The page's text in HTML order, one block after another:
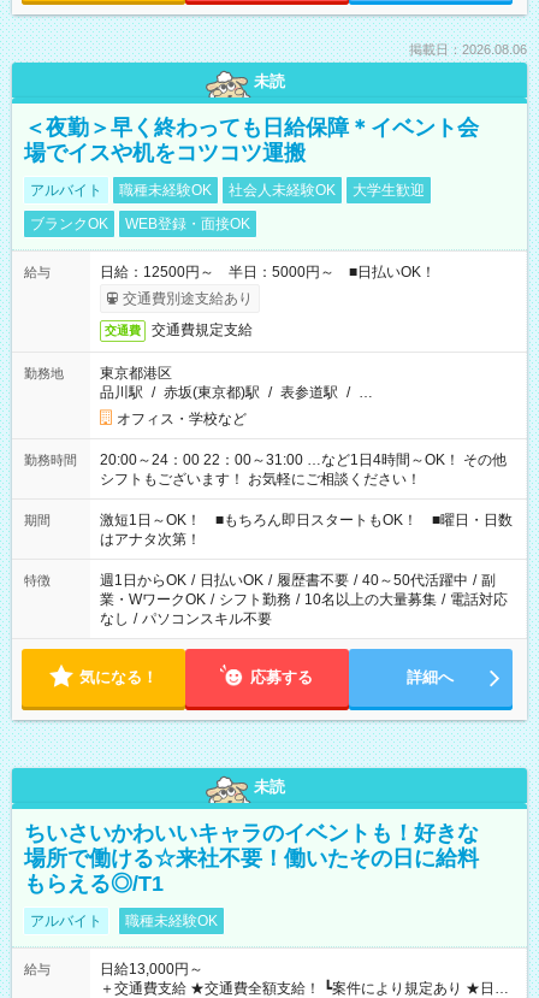
掲載日：2026.08.06
未読
＜夜勤＞早く終わっても日給保障＊イベント会
場でイスや机をコツコツ運搬
アルバイト 職種未経験OK 社会人未経験OK
大学生歓迎
ブランクOK
WEB登録・面接OK
給与
日給：12500円～ 半日：5000円～ ■日払いOK！
交通費別途支給あり
交通費 交通費規定支給
勤務地
東京都港区
品川駅 / 赤坂(東京都)駅 / 表参道駅 / …
オフィス・学校など
勤務時間
20:00～24：00 22：00～31:00 …など1日4時間～OK！ その他
シフトもございます！ お気軽にご相談ください！
期間
激短1日～OK！ ■もちろん即日スタートもOK！ ■曜日・日数
はアナタ次第！
特徴 週1日からOK / 日払いOK / 履歴書不要 / 40～50代活躍中 / 副
業・WワークOK / シフト勤務 / 10名以上の大量募集 / 電話対応
なし / パソコンスキル不要
気になる！ 応募する 詳細へ
未読
ちいさいかわいいキャラのイベントも！好きな
場所で働ける☆来社不要！働いたその日に給料
もらえる◎/T1
アルバイト 職種未経験OK
給与
日給13,000円～
＋交通費支給 ★交通費全額支給！ ┗案件により規定あり ★日払